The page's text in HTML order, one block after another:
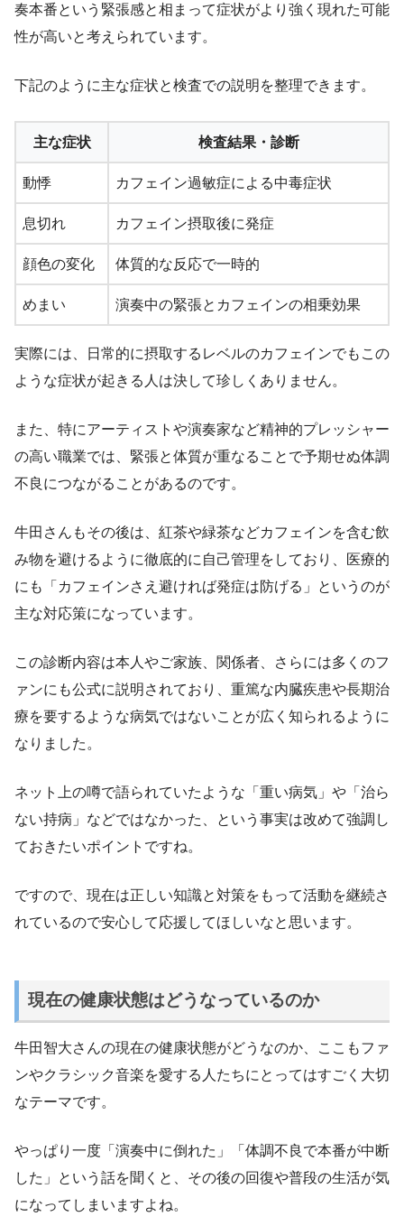
奏本番という緊張感と相まって症状がより強く現れた可能
性が高いと考えられています。
下記のように主な症状と検査での説明を整理できます。
主な症状 検査結果・診断
動悸 カフェイン過敏症による中毒症状
息切れ カフェイン摂取後に発症
顔色の変化 体質的な反応で一時的
めまい 演奏中の緊張とカフェインの相乗効果
実際には、日常的に摂取するレベルのカフェインでもこの
ような症状が起きる人は決して珍しくありません。
また、特にアーティストや演奏家など精神的プレッシャー
の高い職業では、緊張と体質が重なることで予期せぬ体調
不良につながることがあるのです。
牛田さんもその後は、紅茶や緑茶などカフェインを含む飲
み物を避けるように徹底的に自己管理をしており、医療的
にも「カフェインさえ避ければ発症は防げる」というのが
主な対応策になっています。
この診断内容は本人やご家族、関係者、さらには多くのフ
ァンにも公式に説明されており、重篤な内臓疾患や長期治
療を要するような病気ではないことが広く知られるように
なりました。
ネット上の噂で語られていたような「重い病気」や「治ら
ない持病」などではなかった、という事実は改めて強調し
ておきたいポイントですね。
ですので、現在は正しい知識と対策をもって活動を継続さ
れているので安心して応援してほしいなと思います。
現在の健康状態はどうなっているのか
牛田智大さんの現在の健康状態がどうなのか、ここもファ
ンやクラシック音楽を愛する人たちにとってはすごく大切
なテーマです。
やっぱり一度「演奏中に倒れた」「体調不良で本番が中断
した」という話を聞くと、その後の回復や普段の生活が気
になってしまいますよね。